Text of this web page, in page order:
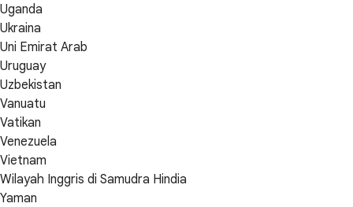
Uganda
Ukraina
Uni Emirat Arab
Uruguay
Uzbekistan
Vanuatu
Vatikan
Venezuela
Vietnam
Wilayah Inggris di Samudra Hindia
Yaman